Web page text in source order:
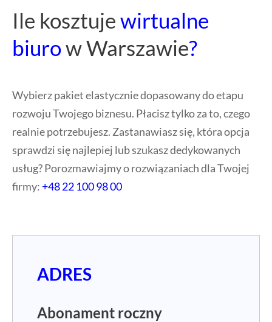
Ile kosztujewirtualne
biurow Warszawie?
Wybierz pakiet elastycznie dopasowany do etapu
rozwoju Twojego biznesu. Płacisz tylko za to, czego
realnie potrzebujesz. Zastanawiasz się, która opcja
sprawdzi się najlepiej lub szukasz dedykowanych
usług? Porozmawiajmy o rozwiązaniach dla Twojej
firmy:+48 22 100 98 00
ADRES
Abonament roczny